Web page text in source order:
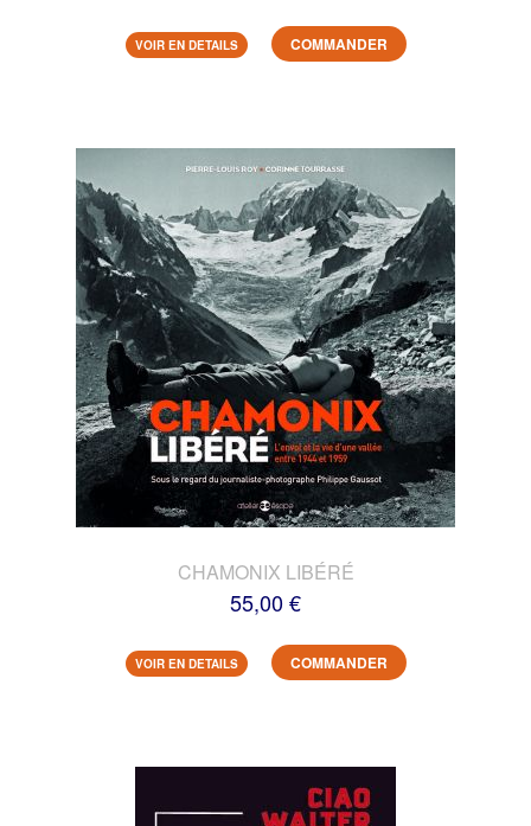
VOIR EN DETAILS COMMANDER
CHAMONIX LIBÉRÉ
55,00 €
VOIR EN DETAILS COMMANDER